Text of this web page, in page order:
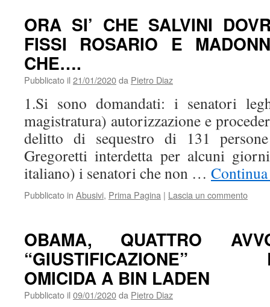
ORA SI’ CHE SALVINI
FISSI ROSARIO E
CHE….
Pubblicato il 21/01/2020da Pietro Diaz
1.Si sono domandati: i senatori
magistratura) autorizzazione e
delitto di sequestro di 131
Gregoretti interdetta per alcuni
italiano) i senatori che non …
Pubblicato in Abusivi, Prima Pagina | Lascia un commento
OBAMA, QUATTRO
“GIUSTIFICAZIONE”
OMICIDA A BIN LADEN
Pubblicato il 09/01/2020da Pietro Diaz